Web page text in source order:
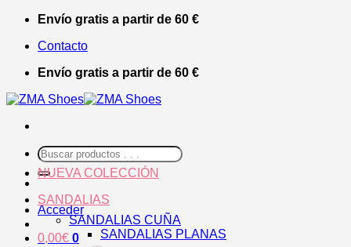
Saltar
contenido
Envío gratis a partir de 60 €
Contacto
Envío gratis a partir de 60 €
Buscar
por:
Acceder
0,00€ 0
NUEVA COLECCIÓN
SANDALIAS
SANDALIAS CUÑA
SANDALIAS PLANAS